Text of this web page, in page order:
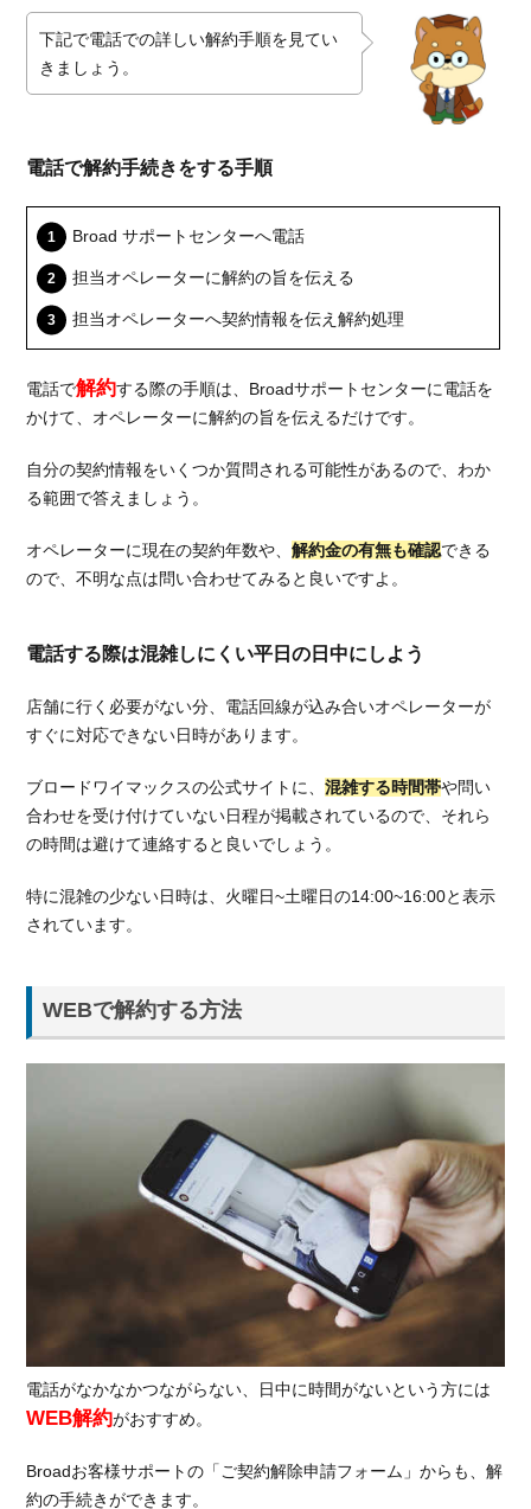
ンペ
ーン
が受
る
オプ
ンサ
スが
利用
でき
なく
なっ
まう
ブロ
ード
ワイ
クス
を解
てプ
ロバ
を乗
り換
える
ら？
5.1.
ッシ
界最安
級｜カ
シモ
5.3.
下記で電話での詳しい解約手順を見てい
きましょう。
電話で解約手続きをする手順
Broad サポートセンターへ電話
担当オペレーターに解約の旨を伝える
担当オペレーターへ契約情報を伝え解約処理
電話で解約する際の手順は、Broadサポートセンターに電話を
かけて、オペレーターに解約の旨を伝えるだけです。
自分の契約情報をいくつか質問される可能性があるので、わか
る範囲で答えましょう。
オペレーターに現在の契約年数や、解約金の有無も確認できる
ので、不明な点は問い合わせてみると良いですよ。
電話する際は混雑しにくい平日の日中にしよう
店舗に行く必要がない分、電話回線が込み合いオペレーターが
すぐに対応できない日時があります。
ブロードワイマックスの公式サイトに、混雑する時間帯や問い
合わせを受け付けていない日程が掲載されているので、それら
の時間は避けて連絡すると良いでしょう。
特に混雑の少ない日時は、火曜日~土曜日の14:00~16:00と表示
されています。
WEBで解約する方法
電話がなかなかつながらない、日中に時間がないという方には
WEB解約がおすすめ。
Broadお客様サポートの「ご契約解除申請フォーム」からも、解
約の手続きができます。